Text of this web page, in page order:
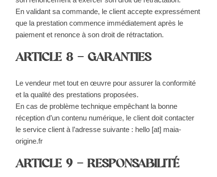
En validant sa commande, le client accepte expressément
que la prestation commence immédiatement après le
paiement et renonce à son droit de rétractation.
ARTICLE 8 – GARANTIES
Le vendeur met tout en œuvre pour assurer la conformité
et la qualité des prestations proposées.
En cas de problème technique empêchant la bonne
réception d’un contenu numérique, le client doit contacter
le service client à l’adresse suivante : hello [at] maia-
origine.fr
ARTICLE 9 – RESPONSABILITÉ